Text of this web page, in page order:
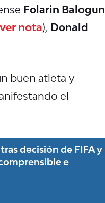
Folarin Balogun
ver nota), Donald
buen atleta y
el
decisión de FIFA y
e